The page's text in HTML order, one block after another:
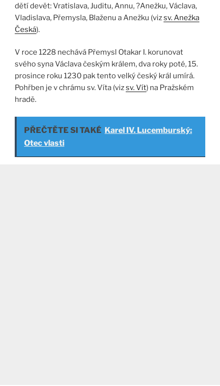
dětí devět: Vratislava, Juditu, Annu, ?Anežku, Václava,
Vladislava, Přemysla, Blaženu a Anežku (vizsv. Anežka
Česká).
V roce 1228 nechává Přemysl Otakar I. korunovat
svého syna Václava českým králem, dva roky poté, 15.
prosince roku 1230 pak tento velký český král umírá.
Pohřben je v chrámu sv. Víta (vizsv. Vít) na Pražském
hradě.
PŘEČTĚTE SI TAKÉ Karel IV. Lucemburský:
Otec vlasti